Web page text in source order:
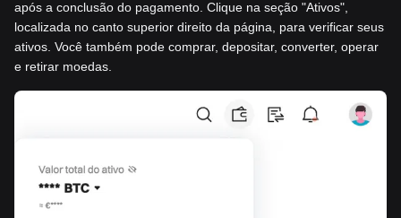
após a conclusão do pagamento. Clique na seção "Ativos",
localizada no canto superior direito da página, para verificar seus
ativos. Você também pode comprar, depositar, converter, operar
e retirar moedas.